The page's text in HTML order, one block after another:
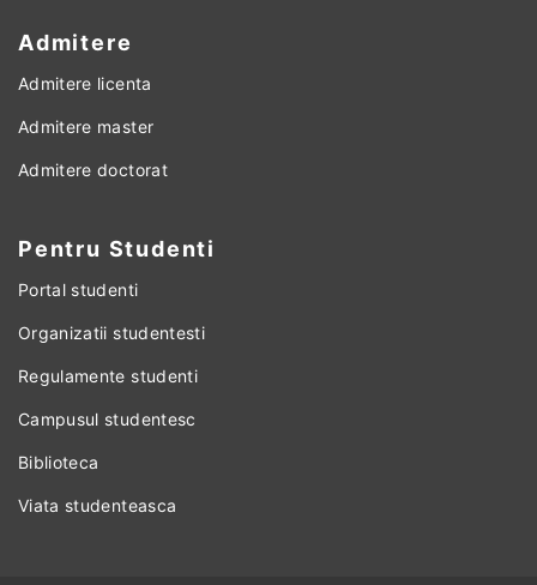
Admitere
Admitere licenta
Admitere master
Admitere doctorat
Pentru Studenti
Portal studenti
Organizatii studentesti
Regulamente studenti
Campusul studentesc
Biblioteca
Viata studenteasca